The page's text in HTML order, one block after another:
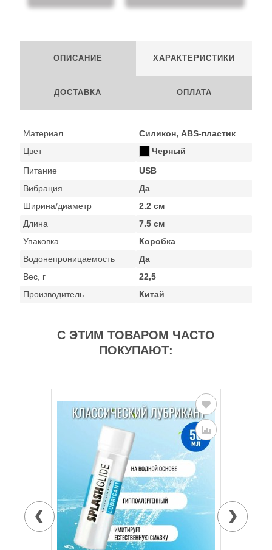
ОПИСАНИЕ ХАРАКТЕРИСТИКИ
ДОСТАВКА ОПЛАТА
Материал
Силикон, ABS-пластик
Цвет
Черный
Питание
USB
Вибрация
Да
Ширина/диаметр
2.2 см
Длина
7.5 см
Упаковка
Коробка
Водонепроницаемость
Да
Вес, г
22,5
Производитель
Китай
С ЭТИМ ТОВАРОМ ЧАСТО
ПОКУПАЮТ: